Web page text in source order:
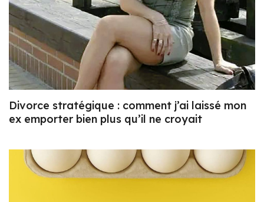
Divorce stratégique : comment j’ai laissé mon
ex emporter bien plus qu’il ne croyait